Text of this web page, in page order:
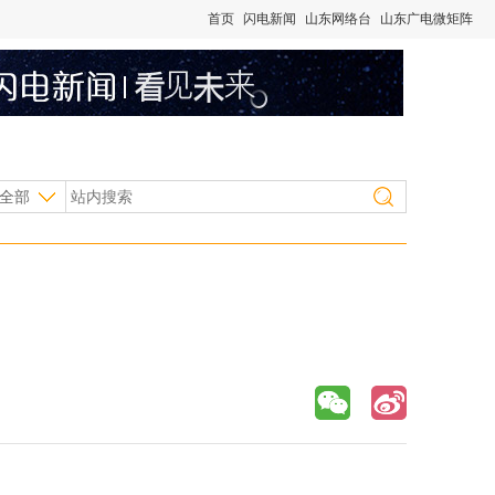
首页 闪电新闻 山东网络台 山东广电微矩阵
部